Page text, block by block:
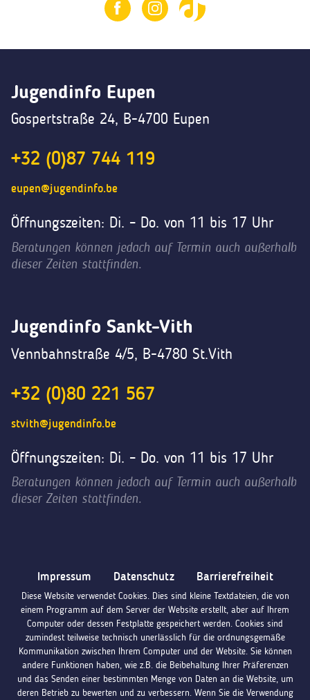
Jugendinfo Eupen
Gospertstraße 24, B-4700 Eupen
+32 (0)87 744 119
eupen@jugendinfo.be
Öffnungszeiten: Di. – Do. von 11 bis 17 Uhr
Beratungen können jedoch auf Termin auch außerhalb
dieser Zeiten stattfinden.
Jugendinfo Sankt-Vith
Vennbahnstraße 4/5, B-4780 St.Vith
+32 (0)80 221 567
stvith@jugendinfo.be
Öffnungszeiten: Di. – Do. von 11 bis 17 Uhr
Beratungen können jedoch auf Termin auch außerhalb
dieser Zeiten stattfinden.
Impressum Datenschutz Barrierefreiheit
Diese Website verwendet Cookies. Dies sind kleine Textdateien, die von
einem Programm auf dem Server der Website erstellt, aber auf Ihrem
Computer oder dessen Festplatte gespeichert werden. Cookies sind
zumindest teilweise technisch unerlässlich für die ordnungsgemäße
Kommunikation zwischen Ihrem Computer und der Website. Sie können
andere Funktionen haben, wie z.B. die Beibehaltung Ihrer Präferenzen
und das Senden einer bestimmten Menge von Daten an die Website, um
deren Betrieb zu bewerten und zu verbessern. Wenn Sie die Verwendung